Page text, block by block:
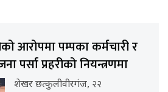
आरोपमा पम्पका कर्मचारी र
पर्सा प्रहरीको नियन्त्रणमा
शेखर छत्कुलीवीरगंज, २२